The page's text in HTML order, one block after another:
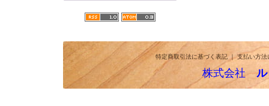
特定商取引法に基づく表記｜支払い方法
株式会社